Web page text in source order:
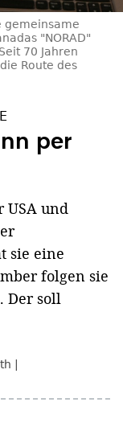
gemeinsame
"NORAD"
70 Jahren
Route des
per
USA und
sie eine
folgen sie
Der soll